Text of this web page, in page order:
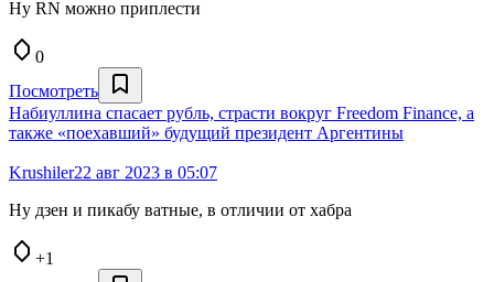
Ну RN можно приплести
0
Посмотреть
Набиуллина спасает рубль, страсти вокруг Freedom Finance, а
также «поехавший» будущий президент Аргентины
Krushiler22 авг 2023 в 05:07
Ну дзен и пикабу ватные, в отличии от хабра
+1